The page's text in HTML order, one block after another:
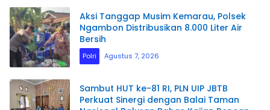
Aksi Tanggap Musim Kemarau, Polsek
Ngambon Distribusikan 8.000 Liter Air
Bersih
Polri Agustus 7, 2026
Sambut HUT ke-81 RI, PLN UIP JBTB
Perkuat Sinergi dengan Balai Taman